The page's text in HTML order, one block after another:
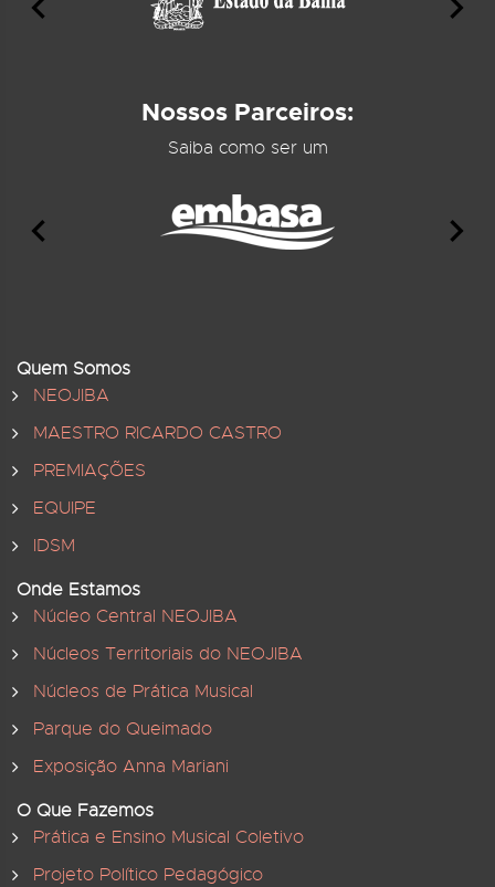
Nossos Parceiros:
Saiba como ser um
Quem Somos
NEOJIBA
MAESTRO RICARDO CASTRO
PREMIAÇÕES
EQUIPE
IDSM
Onde Estamos
Núcleo Central NEOJIBA
Núcleos Territoriais do NEOJIBA
Núcleos de Prática Musical
Parque do Queimado
Exposição Anna Mariani
O Que Fazemos
Prática e Ensino Musical Coletivo
Projeto Político Pedagógico